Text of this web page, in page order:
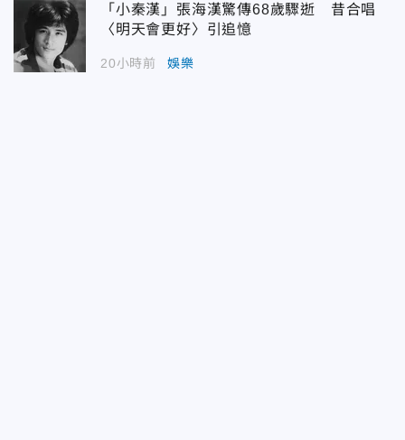
「小秦漢」張海漢驚傳68歲驟逝 昔合唱
〈明天會更好〉引追憶
20小時前 娛樂